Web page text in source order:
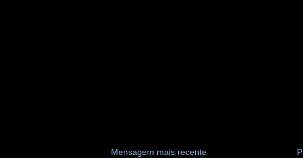
Mensagem mais recente